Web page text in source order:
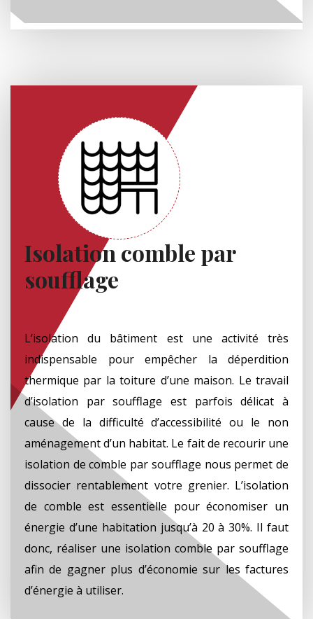
Isolation comble par
soufflage
L’isolation du bâtiment est une activité très
indispensable pour empêcher la déperdition
thermique par la toiture d’une maison. Le travail
d’isolation par soufflage est parfois délicat à
cause de la difficulté d’accessibilité ou le non
aménagement d’un habitat. Le fait de recourir une
isolation de comble par soufflage nous permet de
dissocier rentablement votre grenier. L’isolation
de comble est essentielle pour économiser un
énergie d’une habitation jusqu’à 20 à 30%. Il faut
donc, réaliser une isolation comble par soufflage
afin de gagner plus d’économie sur les factures
d’énergie à utiliser.